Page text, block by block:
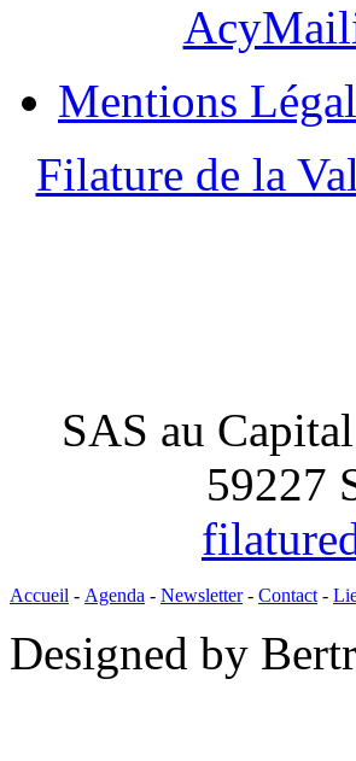
Mentions
Filature de la
SAS au
59227
Accueil - Agenda - Newsletter- Contact -
Designed by